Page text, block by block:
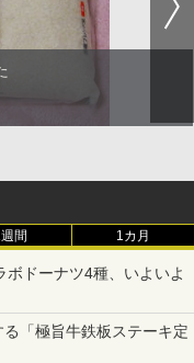
間 1カ月
ボドーナツ4種、いよいよ
「極旨牛鉄板ステーキ定